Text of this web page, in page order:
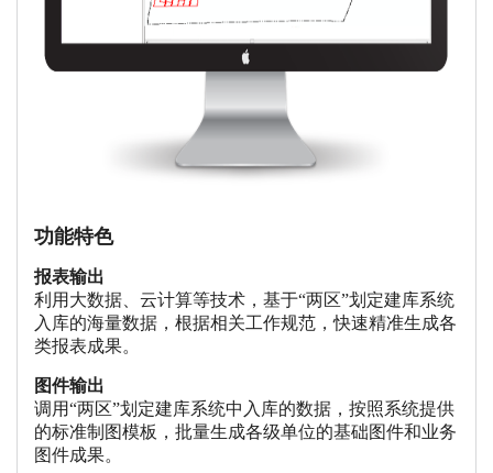
功能特色
报表输出
利用大数据、云计算等技术，基于“两区”划定建库系统
入库的海量数据，根据相关工作规范，快速精准生成各
类报表成果。
图件输出
调用“两区”划定建库系统中入库的数据，按照系统提供
的标准制图模板，批量生成各级单位的基础图件和业务
图件成果。